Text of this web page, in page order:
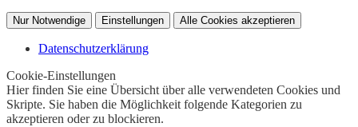
Nur Notwendige Einstellungen Alle Cookies akzeptieren
Datenschutzerklärung
Cookie-Einstellungen
Hier finden Sie eine Übersicht über alle verwendeten Cookies und
Skripte. Sie haben die Möglichkeit folgende Kategorien zu
akzeptieren oder zu blockieren.